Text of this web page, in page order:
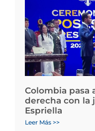
Colombia pasa
derecha con la
Espriella
Leer Más >>